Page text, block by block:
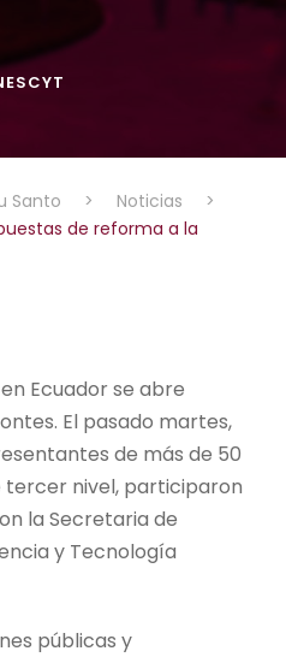
Santo > Noticias
>
de reforma a la
Ecuador se abre
El pasado martes,
de más de 50
nivel, participaron
la Secretaria de
y Tecnología
públicas y